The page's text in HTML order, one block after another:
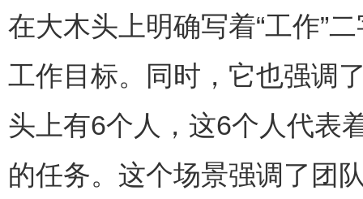
在大木头上明确写着“工作”
工作目标。同时，它也强调
头上有6个人，这6个人代表
的任务。这个场景强调了团